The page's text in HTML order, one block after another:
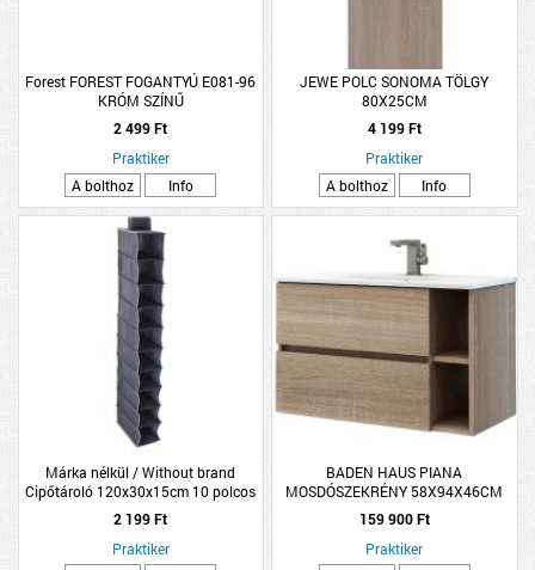
Forest FOREST FOGANTYÚ E081-96
KRÓM SZÍNŰ
2 499 Ft
Praktiker
A bolthoz
Info
JEWE POLC SONOMA TÖLGY
80X25CM
4 199 Ft
Praktiker
A bolthoz
Info
Márka nélkül / Without brand
Cipőtároló 120x30x15cm 10 polcos
sötétszürke poliészter
2 199 Ft
Praktiker
BADEN HAUS PIANA
MOSDÓSZEKRÉNY 58X94X46CM
TÖLGY
159 900 Ft
Praktiker